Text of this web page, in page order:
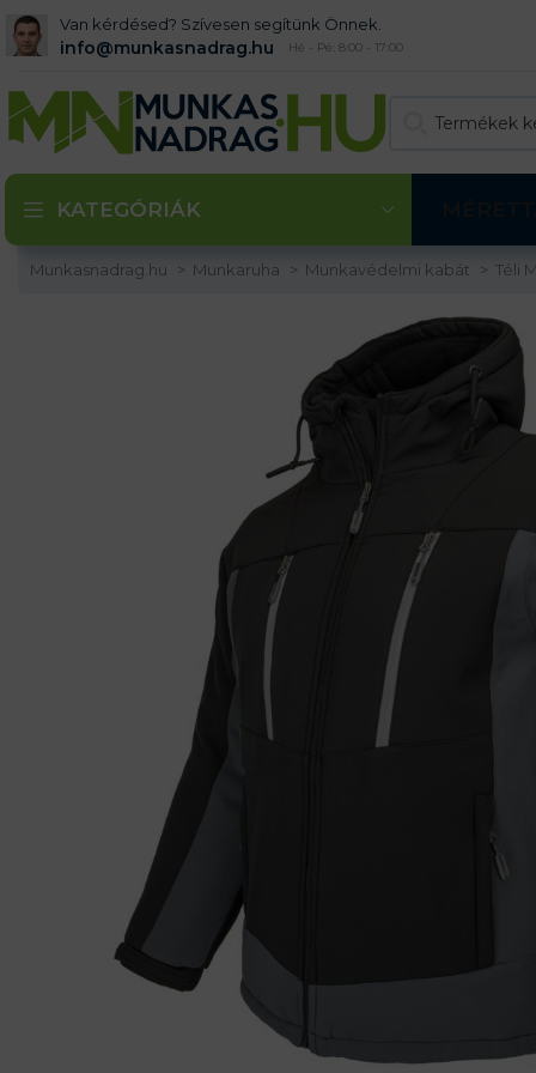
Van kérdésed? Szívesen segítünk Önnek.
info@munkasnadrag.hu Hé - Pé: 8:00 - 17:00
KATEGÓRIÁK
Munkasnadrag.hu Munkaruha Munkavédelmi kabát Téli